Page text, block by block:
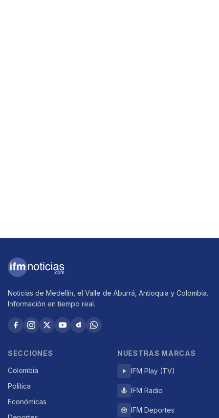
Noticias de Medellín, el Valle de Aburrá, Antioquia y Colombia.
Información en tiempo real.
SECCIONES
Colombia
Política
Económicas
NUESTRAS MARCAS
IFM Play (TV)
IFM Radio
IFM Deportes